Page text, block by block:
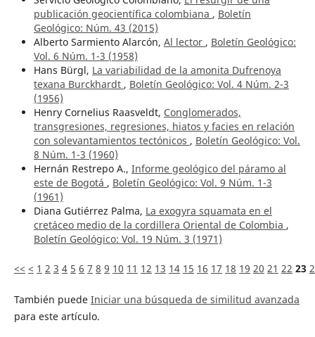
publicación geocientífica colombiana , Boletín
Geológico: Núm. 43 (2015)
Alberto Sarmiento Alarcón, Al lector , Boletín Geológico:
Vol. 6 Núm. 1-3 (1958)
Hans Bürgl, La variabilidad de la amonita Dufrenoya
texana Burckhardt , Boletín Geológico: Vol. 4 Núm. 2-3
(1956)
Henry Cornelius Raasveldt, Conglomerados,
transgresiones, regresiones, hiatos y facies en relación
con solevantamientos tectónicos , Boletín Geológico: Vol.
8 Núm. 1-3 (1960)
Hernán Restrepo A., Informe geológico del páramo al
este de Bogotá , Boletín Geológico: Vol. 9 Núm. 1-3
(1961)
Diana Gutiérrez Palma, La exogyra squamata en el
cretáceo medio de la cordillera Oriental de Colombia ,
Boletín Geológico: Vol. 19 Núm. 3 (1971)
<< < 1 2 3 4 5 6 7 8 9 10 11 12 13 14 15 16 17 18 19 20 21 22 23
También puede Iniciar una búsqueda de similitud avanzada
para este artículo.